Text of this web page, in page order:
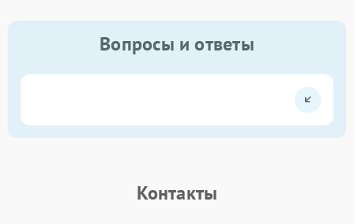
Вопросы и ответы
Контакты